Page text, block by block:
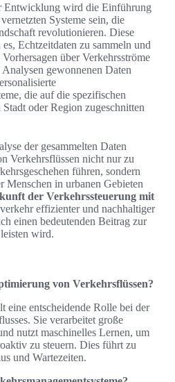
Entwicklung wird die Einführung
Systeme sein, die
revolutionieren. Diese
Echtzeitdaten zu sammeln und
über Verkehrsströme
gewonnenen Daten
die auf die spezifischen
oder Region zugeschnitten
der gesammelten Daten
Verkehrsflüssen nicht nur zu
führen, sondern
Menschen in urbanen Gebieten
der Verkehrssteuerung mit
effizienter und nachhaltiger
einen bedeutenden Beitrag zur
wird.
von Verkehrsflüssen?
eine entscheidende Rolle bei der
Sie verarbeitet große
nutzt maschinelles Lernen, um
zu steuern. Dies führt zu
und Wartezeiten.